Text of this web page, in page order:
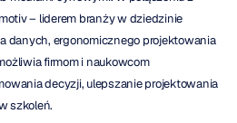
– liderem branży w dziedzinie
danych, ergonomicznego projektowania
firmom i naukowcom
decyzji, ulepszanie projektowania
szkoleń.